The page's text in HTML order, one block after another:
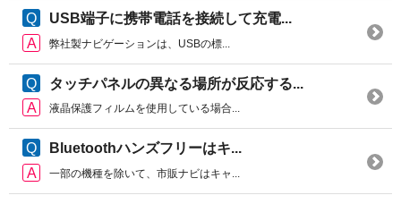
USB端子に携帯電話を接続して充電...
弊社製ナビゲーションは、USBの標...
タッチパネルの異なる場所が反応する...
液晶保護フィルムを使用している場合...
Bluetoothハンズフリーはキ...
一部の機種を除いて、市販ナビはキャ...